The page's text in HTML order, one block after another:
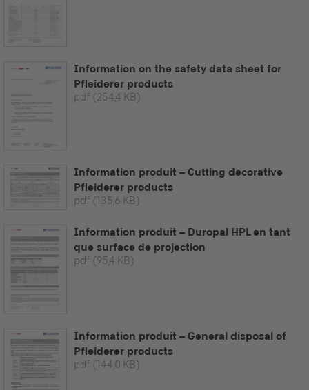
Information on the safety data sheet for
Pfleiderer products
pdf (254,4 KB)
Information produit – Cutting decorative
Pfleiderer products
pdf (135,6 KB)
Information produit – Duropal HPL en tant
que surface de projection
pdf (95,4 KB)
Information produit – General disposal of
Pfleiderer products
pdf (144,0 KB)